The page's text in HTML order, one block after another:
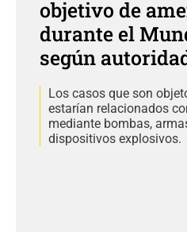
objetivo de
durante el
según
Los casos que son
estarían relacionados
mediante bombas,
dispositivos explosivos.